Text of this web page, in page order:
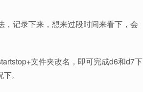
记录下来，想来过段时间来看下，会
文件夹改名，即可完成d6和d7下
。